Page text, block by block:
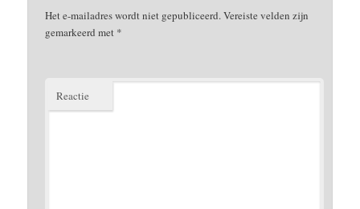
Het e-mailadres wordt niet gepubliceerd.Vereiste velden zijn
gemarkeerd met *
Reactie